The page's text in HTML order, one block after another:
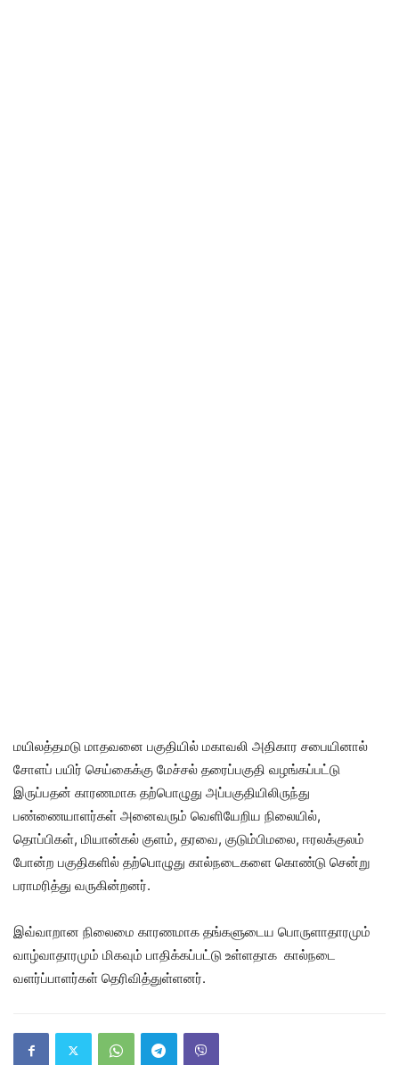
மயிலத்தமடு மாதவனை பகுதியில் மகாவலி அதிகார சபையினால்
சோளப் பயிர் செய்கைக்கு மேச்சல் தரைப்பகுதி வழங்கப்பட்டு
இருப்பதன் காரணமாக தற்பொழுது அப்பகுதியிலிருந்து
பண்ணையாளர்கள் அனைவரும் வெளியேறிய நிலையில்,
தொப்பிகள், மியான்கல் குளம், தரவை, குடும்பிமலை, ஈரலக்குலம்
போன்ற பகுதிகளில் தற்பொழுது கால்நடைகளை கொண்டு சென்று
பராமரித்து வருகின்றனர்.
இவ்வாறான நிலைமை காரணமாக தங்களுடைய பொருளாதாரமும்
வாழ்வாதாரமும் மிகவும் பாதிக்கப்பட்டு உள்ளதாக கால்நடை
வளர்ப்பாளர்கள் தெரிவித்துள்ளனர்.